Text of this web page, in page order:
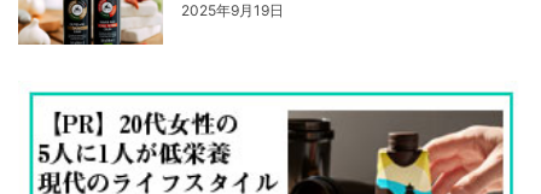
2025年9月19日